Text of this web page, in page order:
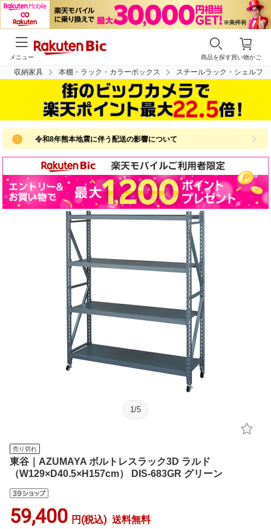
買い物かご
商品を探す
メニュー
収納家具 本棚・ラック・カラーボックス スチールラック・シェルフ
令和8年熊本地震に伴う配送の影響について
1 /5
売り切れ
東谷｜AZUMAYA ボルトレスラック3D ラルド
（W129×D40.5×H157cm） DIS-683GR グリーン
59,400 円(税込) 送料無料